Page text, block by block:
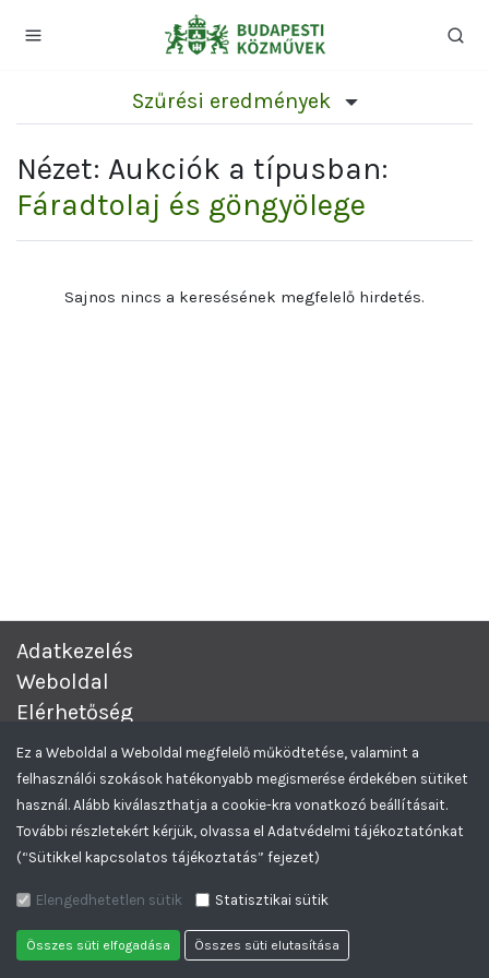
Szűrési eredmények
Nézet: Aukciók a típusban:
Fáradtolaj és göngyölege
Sajnos nincs a keresésének megfelelő hirdetés.
Adatkezelés
Weboldal
Elérhetőség
Minden Jog Fenntartva.
Greencomp Tendereztető rendszer
Feliratkozom az Aukciós hírlevelekre
Ez a Weboldal a Weboldal megfelelő működtetése, valamint a
felhasználói szokások hatékonyabb megismerése érdekében sütiket
használ. Alább kiválaszthatja a cookie-kra vonatkozó beállításait.
További részletekért kérjük, olvassa el Adatvédelmi tájékoztatónkat
(“Sütikkel kapcsolatos tájékoztatás” fejezet)
Elengedhetetlen sütik Statisztikai sütik
Összes süti elfogadása Összes süti elutasítása